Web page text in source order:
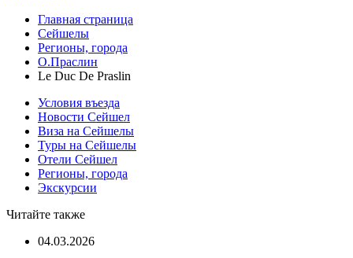
Главная страница
Сейшелы
Регионы, города
О.Праслин
Le Duc De Praslin
Условия въезда
Новости Сейшел
Виза на Сейшелы
Туры на Сейшелы
Отели Сейшел
Регионы, города
Экскурсии
Читайте также
04.03.2026